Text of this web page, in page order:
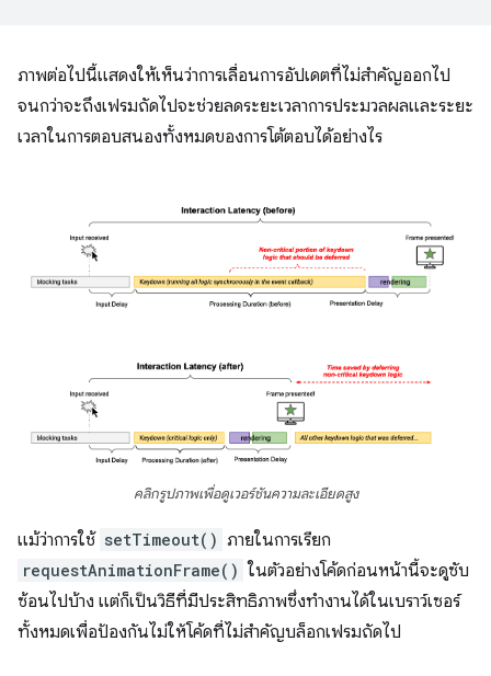
ภาพต่อไปนี้แสดงให้เห็นว่าการเลื่อนการอัปเดตที่ไม่สำคัญออกไป
จนกว่าจะถึงเฟรมถัดไปจะช่วยลดระยะเวลาการประมวลผลและระยะ
เวลาในการตอบสนองทั้งหมดของการโต้ตอบได้อย่างไร
คลิกรูปภาพเพื่อดูเวอร์ชันความละเอียดสูง
แม้ว่าการใช้ setTimeout() ภายในการเรียก
requestAnimationFrame() ในตัวอย่างโค้ดก่อนหน้านี้จะดูซับ
ซ้อนไปบ้าง แต่ก็เป็นวิธีที่มีประสิทธิภาพซึ่งทำงานได้ในเบราว์เซอร์
ทั้งหมดเพื่อป้องกันไม่ให้โค้ดที่ไม่สำคัญบล็อกเฟรมถัดไป